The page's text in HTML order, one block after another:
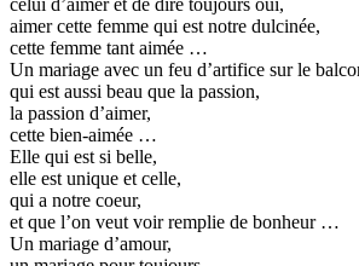
aimer cette femme qui est notre dulcinée,
cette femme tant aimée …
Un mariage avec un feu d’artifice sur le
qui est aussi beau que la passion,
la passion d’aimer,
cette bien-aimée …
Elle qui est si belle,
elle est unique et celle,
qui a notre coeur,
et que l’on veut voir remplie de bonheur …
Un mariage d’amour,